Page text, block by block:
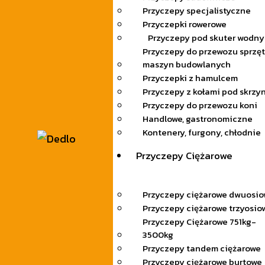
Przyczepy specjalistyczne
Przyczepki rowerowe
Przyczepy pod skuter wodny
Przyczepy do przewozu
maszyn budowlanych
Przyczepki z hamulcem
Przyczepy z kołami pod
Przyczepy do przewozu koni
Handlowe, gastronomiczne
Kontenery, furgony, chłodnie
Przyczepy Ciężarowe
Przyczepy ciężarowe
Przyczepy ciężarowe
Przyczepy Ciężarowe 751kg-
3500kg
Przyczepy tandem ciężarowe
Przyczepy ciężarowe burtowe